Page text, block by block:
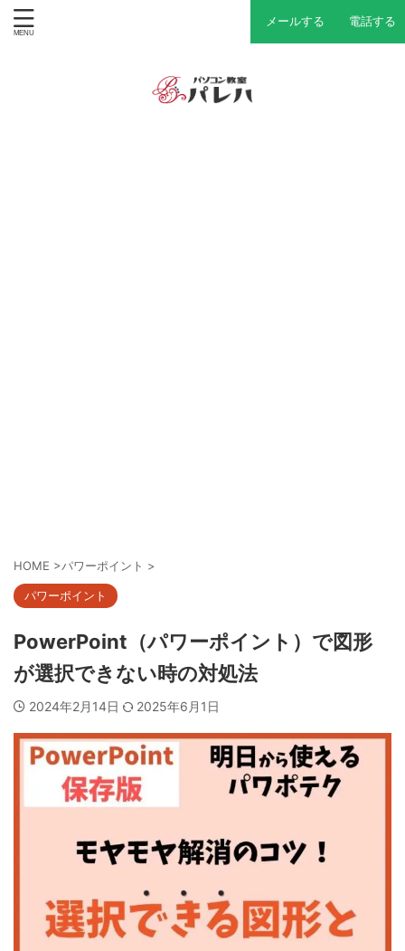
メールする 電話する
HOME >パワーポイント >
パワーポイント
PowerPoint（パワーポイント）で図形
が選択できない時の対処法
2024年2月14日 2025年6月1日